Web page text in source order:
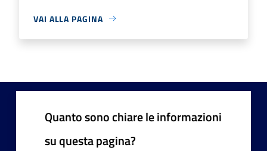
VAI ALLA PAGINA
Quanto sono chiare le informazioni
su questa pagina?